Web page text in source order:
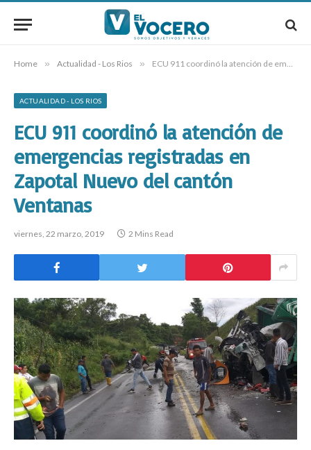
Home » Actualidad - Los Rios » ECU 911 coordinó la atención de emergencias registradas en Zapotal Nuevo del cantón Ventanas
ACTUALIDAD - LOS RIOS
ECU 911 coordinó la atención de
emergencias registradas en
Zapotal Nuevo del cantón
Ventanas
viernes, 22 marzo, 2019 2 Mins Read